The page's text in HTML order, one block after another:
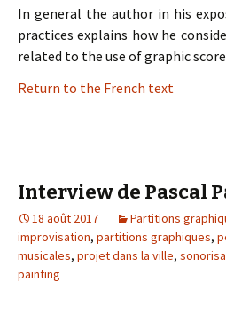
In general the author in his
practices explains how he
related to the use of graphic
Return to the French text
Interview de Pascal
18 août 2017 Partitions
improvisation, partitions graphiques,
musicales, projet dans la ville,
painting